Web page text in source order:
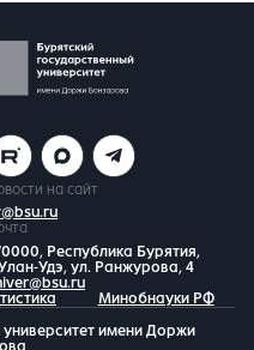
на сайт
Республика Бурятия,
Улан-Удэ, ул. Ранжурова, 4
Минобнауки РФ
имени Доржи